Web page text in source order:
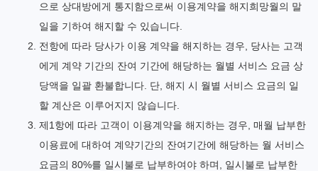
으로 상대방에게 통지함으로써 이용계약을 해지희망월의 말
일을 기하여 해지할 수 있습니다.
전항에 따라 당사가 이용 계약을 해지하는 경우, 당사는 고객
에게 계약 기간의 잔여 기간에 해당하는 월별 서비스 요금 상
당액을 일괄 환불합니다. 단, 해지 시 월별 서비스 요금의 일
할 계산은 이루어지지 않습니다.
제1항에 따라 고객이 이용계약을 해지하는 경우, 매월 납부한
이용료에 대하여 계약기간의 잔여기간에 해당하는 월 서비스
요금의 80%를 일시불로 납부하여야 하며, 일시불로 납부한